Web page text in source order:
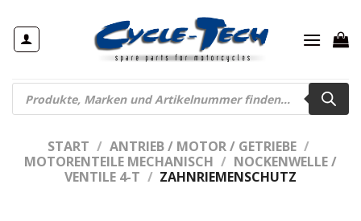
Inhalt
springen
Products
search
START / ANTRIEB / MOTOR / GETRIEBE /
MOTORENTEILE MECHANISCH / NOCKENWELLE /
VENTILE 4-T / ZAHNRIEMENSCHUTZ